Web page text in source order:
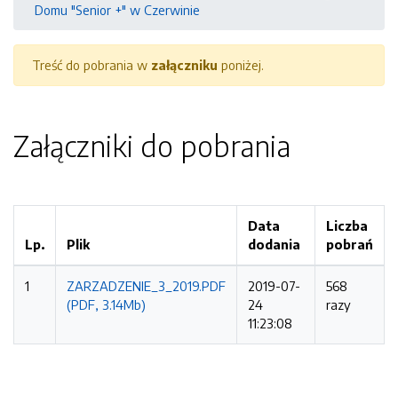
Domu "Senior +" w Czerwinie
Treść do pobrania w załączniku poniżej.
Załączniki do pobrania
Lp. Plik
Data
dodania
Liczba
pobrań
1
ZARZADZENIE_3_2019.PDF
(PDF, 3.14Mb)
2019-07-
24
11:23:08
568
razy